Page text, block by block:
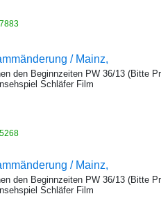
/ Mainz,
den Beginnzeiten PW 36/13 (Bitte
Schläfer Film
/ Mainz,
den Beginnzeiten PW 36/13 (Bitte
Schläfer Film